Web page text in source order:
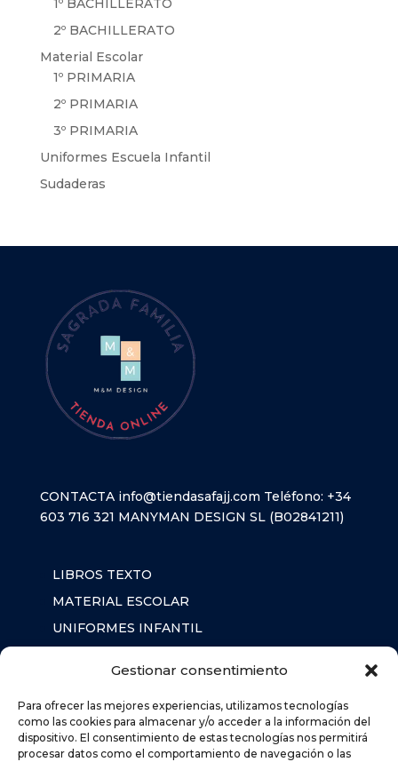
Gestionar consentimiento
Para ofrecer las mejores experiencias, utilizamos tecnologías
como las cookies para almacenar y/o acceder a la información del
dispositivo. El consentimiento de estas tecnologías nos permitirá
procesar datos como el comportamiento de navegación o las
1º BACHILLERATO
2º BACHILLERATO
Material Escolar
1º PRIMARIA
2º PRIMARIA
3º PRIMARIA
Uniformes Escuela Infantil
Sudaderas
CONTACTA info@tiendasafajj.com Teléfono: +34
603 716 321 MANYMAN DESIGN SL (B02841211)
LIBROS TEXTO
MATERIAL ESCOLAR
UNIFORMES INFANTIL
AVISO LEGAL